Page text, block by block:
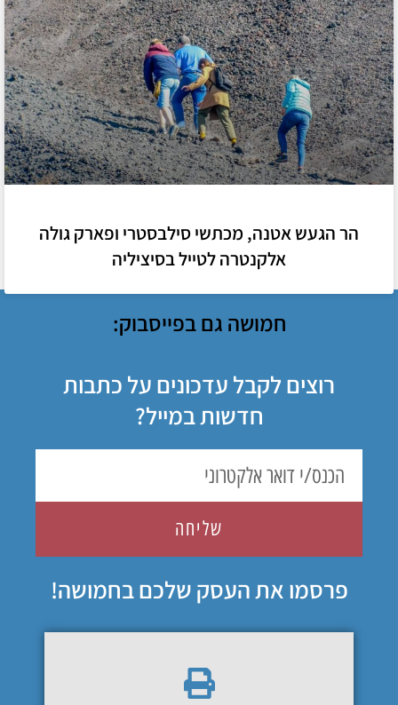
הר הגעש אטנה, מכתשי סילבסטרי ופארק גולה
אלקנטרה לטייל בסיציליה
חמושה גם בפייסבוק:
רוצים לקבל עדכונים על כתבות
חדשות במייל?
שליחה
פרסמו את העסק שלכם בחמושה!